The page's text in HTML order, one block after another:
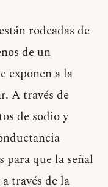
rodeadas de
de un
exponen a la
A través de
de sodio y
que la señal
través de la